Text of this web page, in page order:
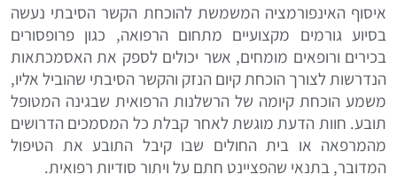
איסוף האינפורמציה המשמשת להוכחת הקשר הסיבתי נעשה
בסיוע גורמים מקצועיים מתחום הרפואה, כגון פרופסורים
בכירים ורופאים מומחים, אשר יכולים לספק את האסמכתאות
הנדרשות לצורך הוכחת קיום הנזק והקשר הסיבתי שהוביל אליו,
משמע הוכחת קיומה של הרשלנות הרפואית שבגינה המטופל
תובע. חוות הדעת מוגשת לאחר קבלת כל המסמכים הדרושים
מהמרפאה או בית החולים שבו קיבל התובע את הטיפול
המדובר, בתנאי שהפציינט חתם על ויתור סודיות רפואית.